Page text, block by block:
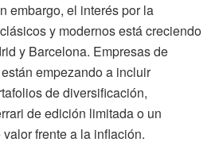
embargo, el interés por la
y modernos está creciendo
y Barcelona. Empresas de
empezando a incluir
de diversificación,
de edición limitada o un
frente a la inflación.